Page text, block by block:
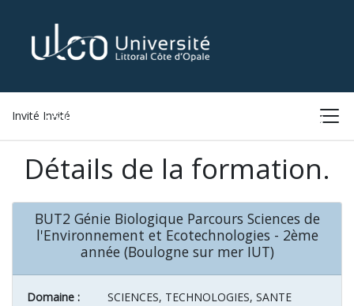
Invité Invité
ACCUEIL CONNEXION
Détails de la formation.
BUT2 Génie Biologique Parcours Sciences de
l'Environnement et Ecotechnologies - 2ème
année (Boulogne sur mer IUT)
Domaine : SCIENCES, TECHNOLOGIES, SANTE